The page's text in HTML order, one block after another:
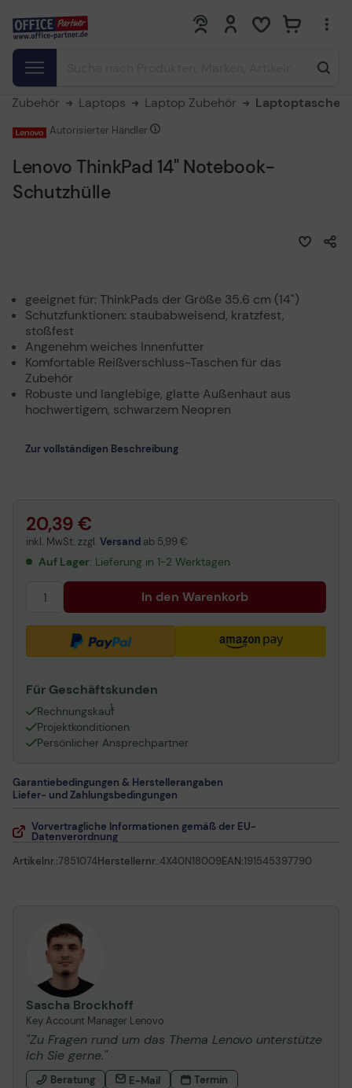
0 0
Zubehör Laptops Laptop Zubehör Laptoptaschen
Lenovo ThinkPad 14" Notebook-
Schutzhülle
Autorisierter Händler
geeignet für: ThinkPads der Größe 35.6 cm (14")
Schutzfunktionen: staubabweisend, kratzfest,
stoßfest
Angenehm weiches Innenfutter
Komfortable Reißverschluss-Taschen für das
Zubehör
Robuste und langlebige, glatte Außenhaut aus
hochwertigem, schwarzem Neopren
Zur vollständigen Beschreibung
20,39 €
inkl. MwSt. zzgl. Versand ab 5,99 €
Auf Lager: Lieferung in 1-2 Werktagen
In den Warenkorb
Für Geschäftskunden
Rechnungskauf
1
Projektkonditionen
Persönlicher Ansprechpartner
Garantiebedingungen & Herstellerangaben
Liefer- und Zahlungsbedingungen
Vorvertragliche Informationen gemäß der EU-
Datenverordnung
Artikelnr.:7851074Herstellernr.:4X40N18009EAN:191545397790
Sascha Brockhoff
Key Account Manager Lenovo
"Zu Fragen rund um das Thema Lenovo unterstütze
ich Sie gerne."
Beratung E-Mail
Termin